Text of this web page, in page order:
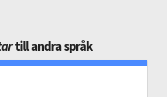
till andra språk